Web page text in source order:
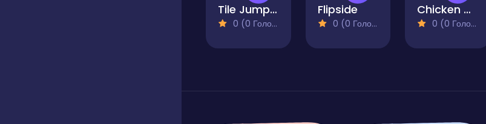
Tile Jumper 3D
0 (0 Голосів)
Flipside
0 (0 Голосів)
Chicken Crossed
0 (0 Голосів)